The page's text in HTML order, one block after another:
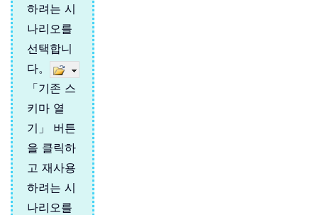
하려는 시
나리오를
선택합니
다。
「기존 스
키마 열
기」 버튼
을 클릭하
고 재사용
하려는 시
나리오를